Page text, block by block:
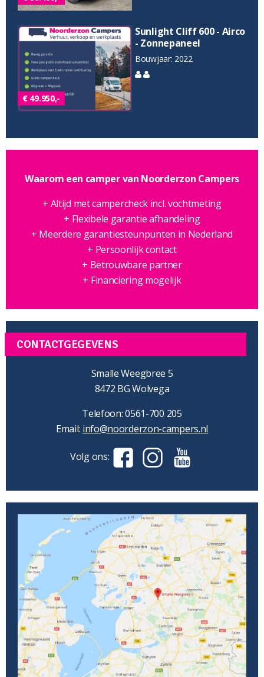
€ 49.950,-
Sunlight Cliff 600 - Airco
- Zonnepaneel
Bouwjaar: 2022
Waarom een camper van Noorderzon Campers
+ Altijd met campercheck incl. vochtmeting
+ Flexibele garantie afhandeling
+ Meerdere garantiesteunpunten in Nederland
+ Persoonlijk contact
+ Betrouwbare partner
+ Financiering mogelijk
CONTACTGEGEVENS
Smalle Weegbree 5
8472 BG Wolvega
Telefoon: 0561-700 205
Email: info@noorderzon-campers.nl
Volg ons: